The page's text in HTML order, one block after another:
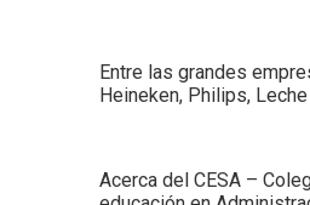
Entre las grandes
Heineken, Philips,
Acerca del CESA –